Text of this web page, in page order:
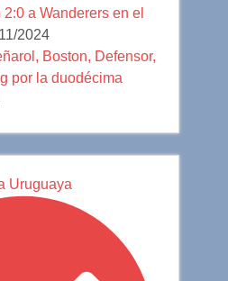
a Wanderers en el
2024
Boston, Defensor,
por la duodécima
Uruguaya